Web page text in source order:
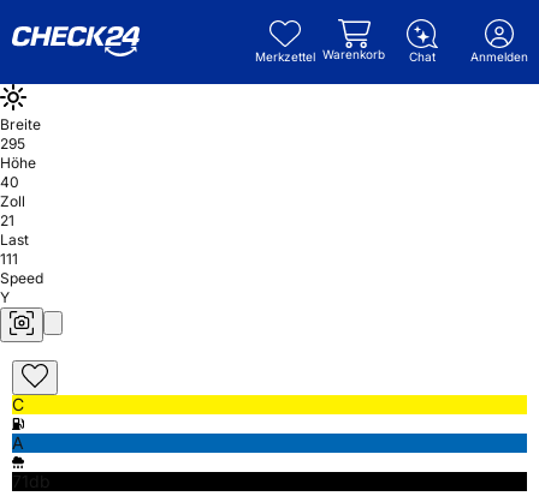
Merkzettel Warenkorb Chat Anmelden
Breite
295
Höhe
40
Zoll
21
Last
111
Speed
Y
C
A
71db